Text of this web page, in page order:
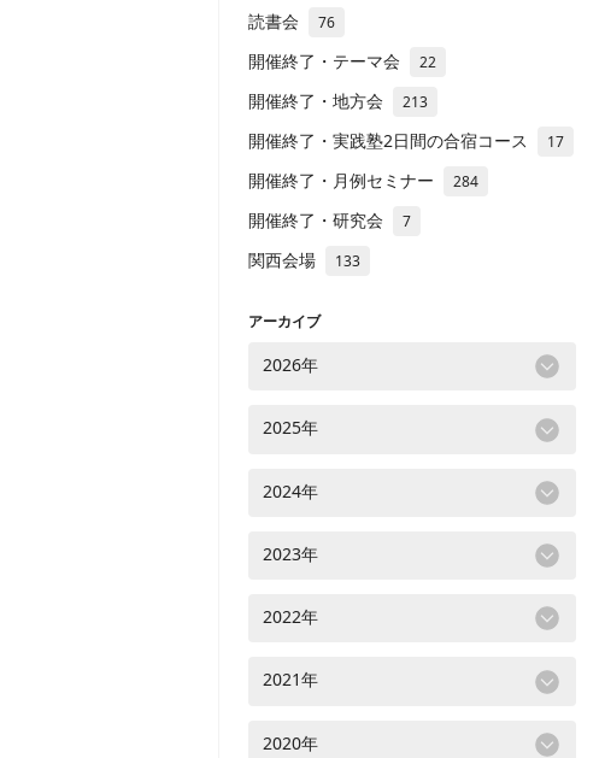
読書会 76
開催終了・テーマ会 22
開催終了・地方会 213
開催終了・実践塾2日間の合宿コース 17
開催終了・月例セミナー 284
開催終了・研究会 7
関西会場 133
アーカイブ
2026年
2025年
2024年
2023年
2022年
2021年
2020年